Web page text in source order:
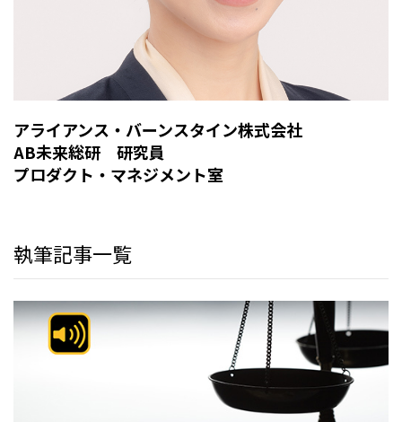
アライアンス・バーンスタイン株式会社
AB未来総研 研究員
プロダクト・マネジメント室
執筆記事一覧